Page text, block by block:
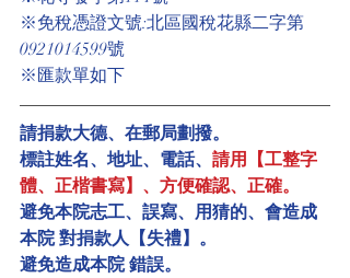
※免稅憑證文號:北區國稅花縣二字第
0921014599號
※匯款單如下
請捐款大德、在郵局劃撥。
標註姓名、地址、電話、 請用【工整字
體、正楷書寫】、方便確認、正確。
避免本院志工、誤寫、用猜的、會造成
本院 對捐款人【失禮】。
避免造成本院 錯誤。